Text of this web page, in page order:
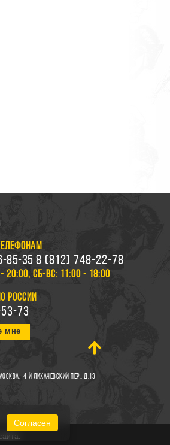
85-35 8 (812) 748-22-78
- 20:00, СБ-ВС: 11:00 - 18:00
РОССИИ
73
мне
4-й Лихачевский пер., д.13
Согласен